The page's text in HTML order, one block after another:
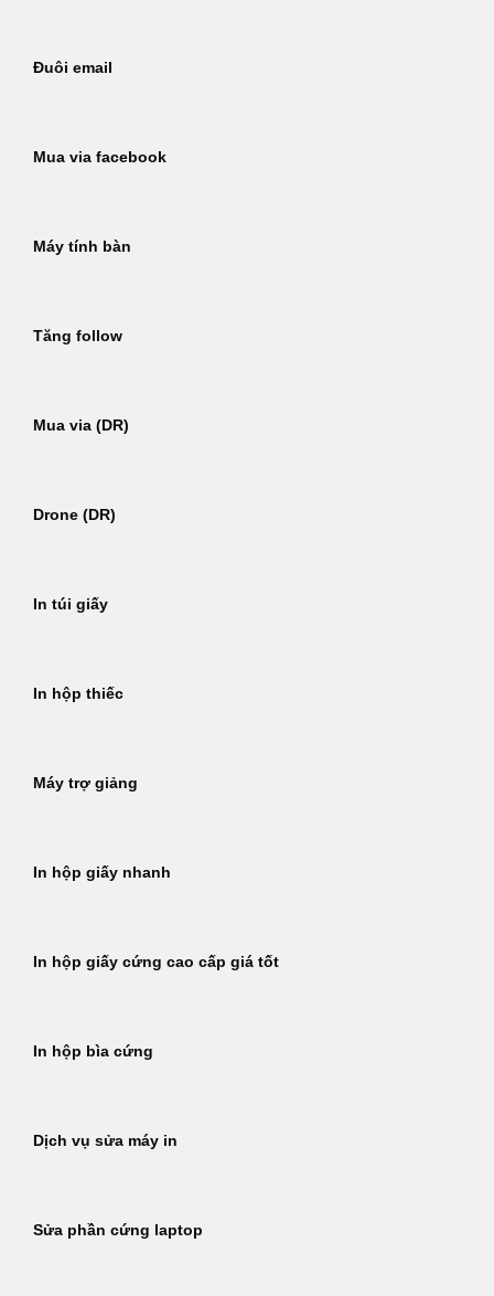
Đuôi email
Mua via facebook
Máy tính bàn
Tăng follow
Mua via (DR)
Drone (DR)
In túi giấy
In hộp thiếc
Máy trợ giảng
In hộp giấy nhanh
In hộp giấy cứng cao cấp giá tốt
In hộp bìa cứng
Dịch vụ sửa máy in
Sửa phần cứng laptop